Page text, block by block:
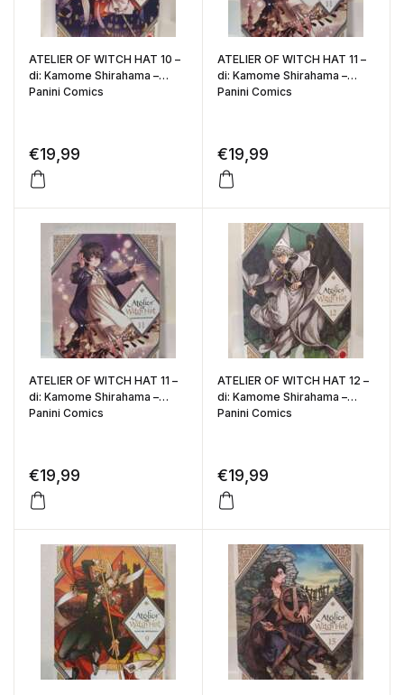
ATELIER OF WITCH HAT 10 –
di: Kamome Shirahama –
Panini Comics
€19,99
ATELIER OF WITCH HAT 11 –
di: Kamome Shirahama –
Panini Comics
€19,99
ATELIER OF WITCH HAT 11 –
di: Kamome Shirahama –
Panini Comics
€19,99
ATELIER OF WITCH HAT 12 –
di: Kamome Shirahama –
Panini Comics
€19,99